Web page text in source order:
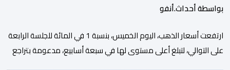
بواسطة أحداث.أنفو
ارتفعت أسعار الذهب، اليوم الخميس، بنسبة 1 في المائة للجلسة الرابعة
على التوالي، لتبلغ أعلى مستوى لها في سبعة أسابيع، مدعومة بتراجع